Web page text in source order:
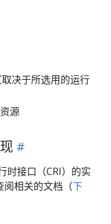
决于所选用的运行
源
时接口（CRI）的实
阅相关的文档（下